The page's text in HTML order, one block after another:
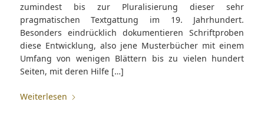
zumindest bis zur Pluralisierung dieser sehr
pragmatischen Textgattung im 19. Jahrhundert.
Besonders eindrücklich dokumentieren Schriftproben
diese Entwicklung, also jene Musterbücher mit einem
Umfang von wenigen Blättern bis zu vielen hundert
Seiten, mit deren Hilfe […]
Weiterlesen